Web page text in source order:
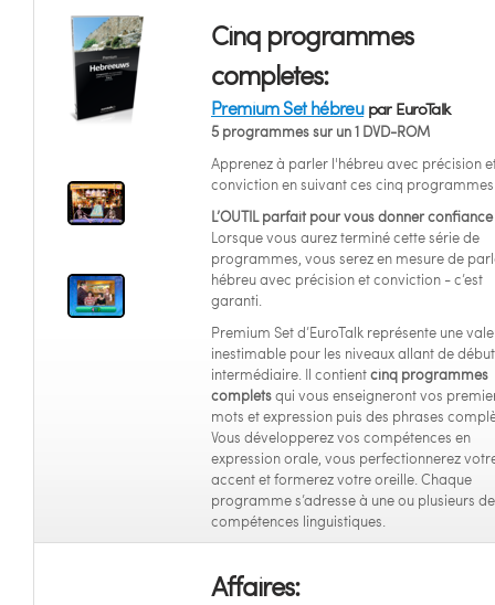
Cinq programmes
completes:
Premium Set hébreupar EuroTalk
5 programmes sur un 1 DVD-ROM
Apprenez à parler l'hébreu avec précision
conviction en suivant ces cinq
L’OUTIL parfait pour vous donner confiance
Lorsque vous aurez terminé cette série de
programmes, vous serez en mesure de
hébreu avec précision et conviction - c’est
garanti.
Premium Set d’EuroTalk représente une
inestimable pour les niveaux allant de
intermédiaire. Il contientcinq programmes
completsqui vous enseigneront vos
mots et expression puis des phrases
Vous développerez vos compétences en
expression orale, vous perfectionnerez
accent et formerez votre oreille. Chaque
programme s’adresse à une ou plusieurs
compétences linguistiques.
Affaires: